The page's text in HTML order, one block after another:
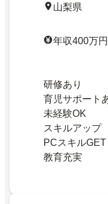
山梨県
年収400万
研修あり
育児サポート
未経験OK
スキルアップ
PCスキルGET
教育充実